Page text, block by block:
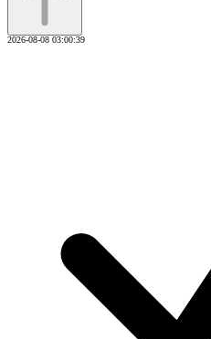
2026-08-08 03:00:39